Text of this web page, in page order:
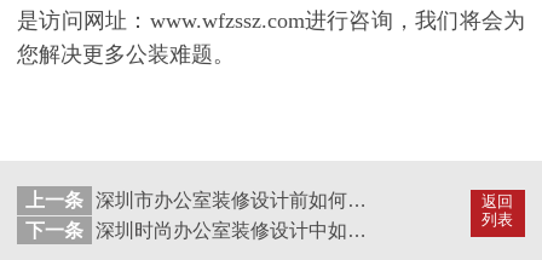
是访问网址：www.wfzssz.com进行咨询，我们将会为
您解决更多公装难题。
返回
列表
上一条
深圳市办公室装修设计前如何选择一个旺址
下一条
深圳时尚办公室装修设计中如何提升企业的时尚观感